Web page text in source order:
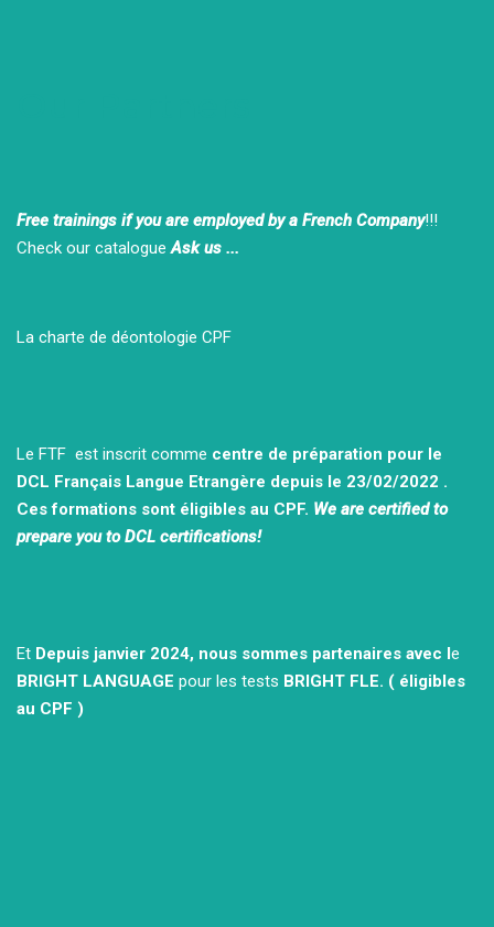
Free trainings if you are employed by a French Company!!!
Check our catalogueAsk us ...
La charte de déontologie CPF
Le FTF est inscrit comme centre de préparation pour le
DCL Français Langue Etrangère depuis le 23/02/2022 .
Ces formations sont éligibles au CPF. We are certified to
prepare you to DCL certifications!
Et Depuis janvier 2024, nous sommes partenaires avec le
BRIGHT LANGUAGE pour les tests BRIGHT FLE. ( éligibles
au CPF )